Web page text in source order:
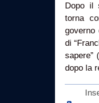
Dopo il
torna
governo
di
sapere”
dopo la